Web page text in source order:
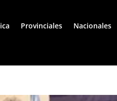
Provinciales Nacionales